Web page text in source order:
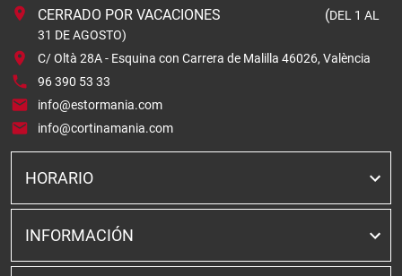
CERRADO POR VACACIONES (DEL 1 AL
31 DE AGOSTO)
C/ Oltà 28A - Esquina con Carrera de Malilla 46026, València
96 390 53 33
info@estormania.com
info@cortinamania.com
HORARIO
INFORMACIÓN